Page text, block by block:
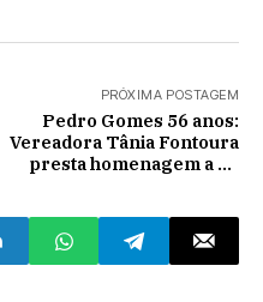
PRÓXIMA POSTAGEM
Pedro Gomes 56 anos:
Vereadora Tânia Fontoura
presta homenagem a 20